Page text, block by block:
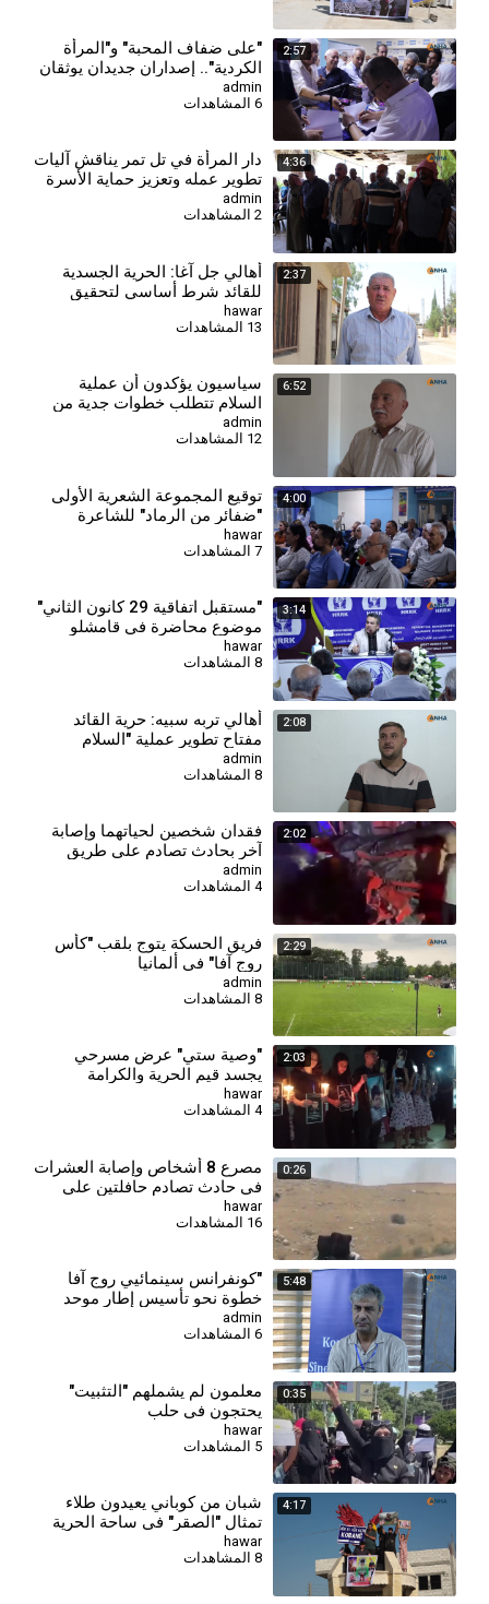
2:57
⁣"على ضفاف المحبة" و"المرأة
الكردية".. إصداران جديدان يوثقان
الهوية والذاكرة
admin
6 المشاهدات
4:36
دار المرأة في تل تمر يناقش آليات
تطوير عمله وتعزيز حماية الأسرة
والمجتمع
admin
2 المشاهدات
2:37
أهالي جل آغا: الحرية الجسدية
للقائد شرط أساسي لتحقيق
السلام وحل القضية الكردية
hawar
13 المشاهدات
6:52
⁣سياسيون يؤكدون أن عملية
السلام تتطلب خطوات جدية من
الدولة التركية
admin
4:00
توقيع المجموعة الشعرية الأولى
"ضفائر من الرماد" للشاعرة
نورهان حسن
hawar
7 المشاهدات
3:14
"مستقبل اتفاقية 29 كانون الثاني"
موضوع محاضرة في قامشلو
hawar
8 المشاهدات
2:08
⁣أهالي تربه سبيه: حرية القائد
مفتاح تطوير عملية "السلام
والمجتمع الديمقراطي"
admin
2:02
فقدان شخصين لحياتهما وإصابة
آخر بحادث تصادم على طريق
حمص–طرطوس
admin
2:29
فريق الحسكة يتوج بلقب "كأس
روج آفا" في ألمانيا
admin
2:03
"وصية ستي" عرض مسرحي
يجسد قيم الحرية والكرامة
hawar
4 المشاهدات
0:26
مصرع 8 أشخاص وإصابة العشرات
في حادث تصادم حافلتين على
طريق دير الزور - دمشق
hawar
5:48
"كونفرانس سينمائيي روج آفا
خطوة نحو تأسيس إطار موحد
وتجاوز تحديات القطاع"
admin
6 المشاهدات
0:35
معلمون لم يشملهم "التثبيت"
يحتجون في حلب
hawar
5 المشاهدات
4:17
شبان من كوباني يعيدون طلاء
تمثال "الصقر" في ساحة الحرية
بألوان العلم الكردي
hawar